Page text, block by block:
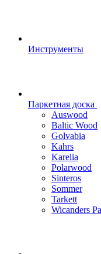
Инструменты
Паркетная доска
Auswood
Baltic Wood
Golvabia
Kahrs
Karelia
Polarwood
Sinteros
Sommer
Tarkett
Wicanders